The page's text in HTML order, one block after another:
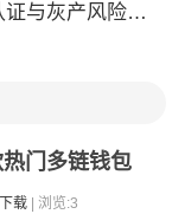
灰产风险全解析
门多链钱包
载 | 浏览:3